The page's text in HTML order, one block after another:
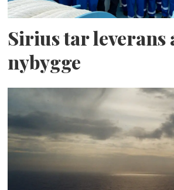
Sirius tar leverans
nybygge